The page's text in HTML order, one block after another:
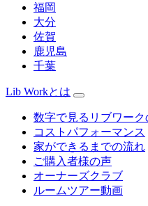
福岡
大分
佐賀
鹿児島
千葉
Lib Workとは
数字で見るリブワーク
コストパフォーマンス
家ができるまでの流れ
ご購入者様の声
オーナーズクラブ
ルームツアー動画